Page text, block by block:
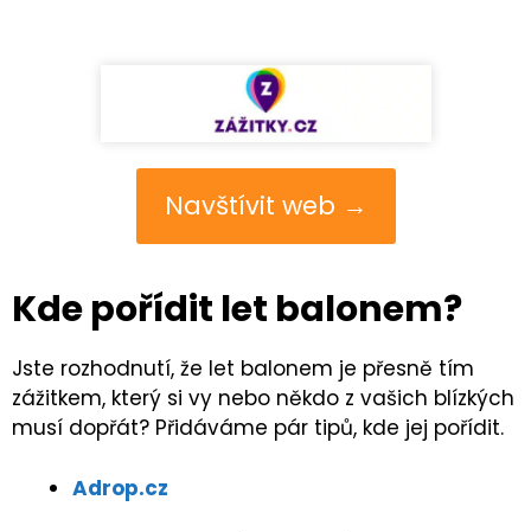
Navštívit web →
Kde pořídit let balonem?
Jste rozhodnutí, že let balonem je přesně tím
zážitkem, který si vy nebo někdo z vašich blízkých
musí dopřát? Přidáváme pár tipů, kde jej pořídit.
Adrop.cz